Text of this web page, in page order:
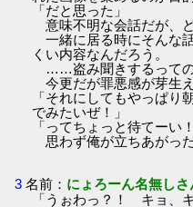
「だと思った」
意味不明な会話だが、
一緒に居る時にそんな
くい内容なんだろう。
……盗み聞きするっての
今更だが罪悪感が芽生
「それにしてもやっぱ
でみたいぜ！」
「ってちょっと待てーい！
思わず俺が立ちあがっ
3 名前： にょろーん名無しさ
「うぉわっ？！ キョ、